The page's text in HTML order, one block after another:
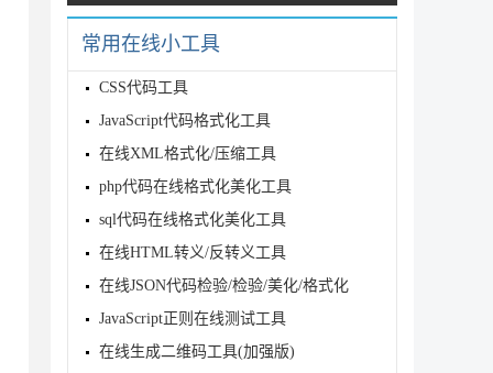
常用在线小工具
CSS代码工具
JavaScript代码格式化工具
在线XML格式化/压缩工具
php代码在线格式化美化工具
sql代码在线格式化美化工具
在线HTML转义/反转义工具
在线JSON代码检验/检验/美化/格式化
JavaScript正则在线测试工具
在线生成二维码工具(加强版)